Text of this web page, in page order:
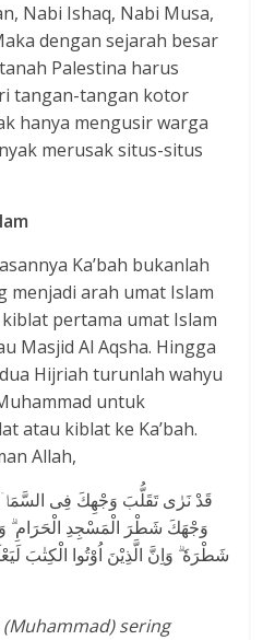
Nabi Ishaq, Nabi Musa,
dengan sejarah besar
Palestina harus
tangan-tangan kotor
hanya mengusir warga
merusak situs-situs
Ka’bah bukanlah
menjadi arah umat Islam
kiblat pertama umat Islam
Masjid Al Aqsha. Hingga
Hijriah turunlah wahyu
untuk
atau kiblat ke Ka’bah.
Allah,
قَدْ نَرٰى تَقَلُّبَ وَجْهِكَ فِى
وَجْهَكَ شَطْرَ الْمَسْجِدِ الْحَرَامِ
شَطْرَهٗ ۗ وَاِنَّ الَّذِيْنَ اُوْتُوا الْكِتٰبَ
sering